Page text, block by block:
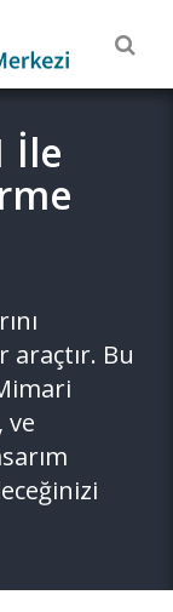
İle
araçtır. Bu
ve